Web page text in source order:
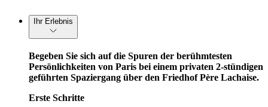
Ihr Erlebnis
Begeben Sie sich auf die Spuren der berühmtesten
Persönlichkeiten von Paris bei einem privaten 2-stündigen
geführten Spaziergang über den Friedhof Père Lachaise.
Erste Schritte